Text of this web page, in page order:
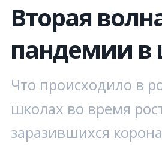
Вторая
пандемии в
Что происходило в
школах во время
заразившихся